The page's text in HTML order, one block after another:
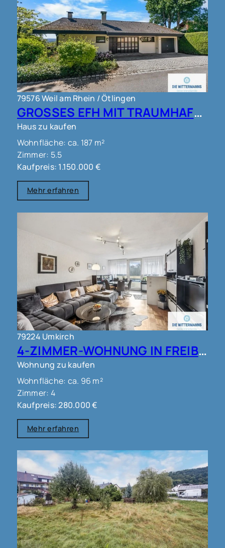
79576 Weil am Rhein / Ötlingen
GROSSES EFH MIT TRAUMHAFTEM AUSBLICK IN WEIL AM RHEIN OT ÖTLINGEN !!!
Haus zu kaufen
Wohnfläche: ca. 187 m²
Zimmer: 5.5
Kaufpreis: 1.150.000 €
Mehr erfahren
79224 Umkirch
4-ZIMMER-WOHNUNG IN FREIBURG - UMKIRCH!!
Wohnung zu kaufen
Wohnfläche: ca. 96 m²
Zimmer: 4
Kaufpreis: 280.000 €
Mehr erfahren